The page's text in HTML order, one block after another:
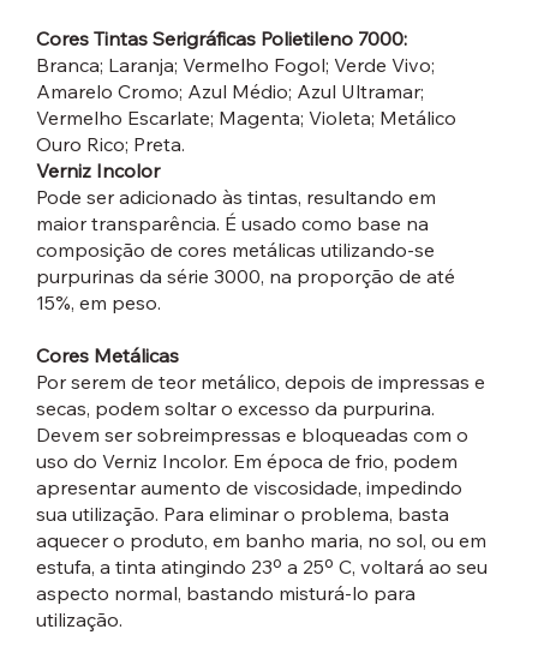
Cores Tintas Serigráficas Polietileno 7000:
Branca; Laranja; Vermelho Fogol; Verde Vivo;
Amarelo Cromo; Azul Médio; Azul Ultramar;
Vermelho Escarlate; Magenta; Violeta; Metálico
Ouro Rico; Preta.
Verniz Incolor
Pode ser adicionado às tintas, resultando em
maior transparência. É usado como base na
composição de cores metálicas utilizando-se
purpurinas da série 3000, na proporção de até
15%, em peso.
Cores Metálicas
Por serem de teor metálico, depois de impressas e
secas, podem soltar o excesso da purpurina.
Devem ser sobreimpressas e bloqueadas com o
uso do Verniz Incolor. Em época de frio, podem
apresentar aumento de viscosidade, impedindo
sua utilização. Para eliminar o problema, basta
aquecer o produto, em banho maria, no sol, ou em
estufa, a tinta atingindo 23º a 25º C, voltará ao seu
aspecto normal, bastando misturá-lo para
utilização.